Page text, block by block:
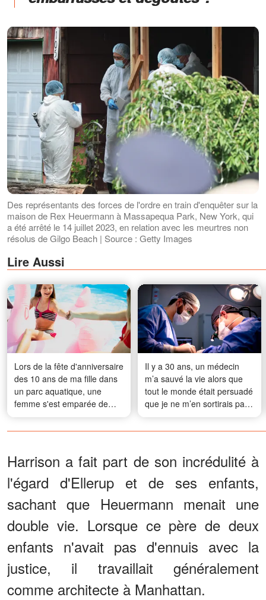
Des représentants des forces de l'ordre en train d'enquêter sur la
maison de Rex Heuermann à Massapequa Park, New York, qui
a été arrêté le 14 juillet 2023, en relation avec les meurtres non
résolus de Gilgo Beach | Source : Getty Images
Lire Aussi
Lors de la fête d'anniversaire
des 10 ans de ma fille dans
un parc aquatique, une
femme s'est emparée de
notre table réservée – Ce
que le serveur a fait ensuite
Il y a 30 ans, un médecin
m’a sauvé la vie alors que
tout le monde était persuadé
que je ne m’en sortirais pas
– Hier, je l’ai revu par hasard
et j’ai changé sa vie
Harrison a fait part de son incrédulité à
l'égard d'Ellerup et de ses enfants,
sachant que Heuermann menait une
double vie. Lorsque ce père de deux
enfants n'avait pas d'ennuis avec la
justice, il travaillait généralement
comme architecte à Manhattan.